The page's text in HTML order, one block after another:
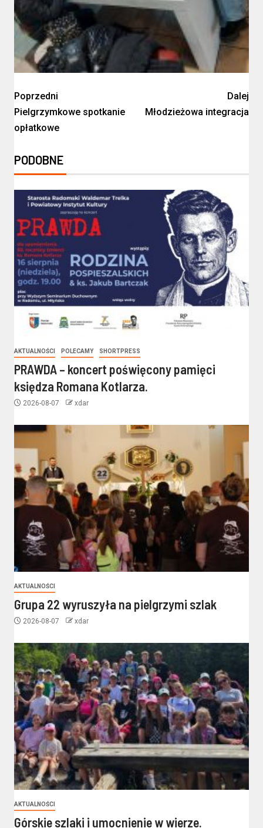
Poprzedni
Pielgrzymkowe spotkanie
opłatkowe
Dalej
Młodzieżowa integracja
PODOBNE
AKTUALNOŚCI POLECAMY SHORTPRESS
PRAWDA – koncert poświęcony pamięci
księdza Romana Kotlarza.
2026-08-07 xdar
AKTUALNOŚCI
Grupa 22 wyruszyła na pielgrzymi szlak
2026-08-07 xdar
AKTUALNOŚCI
Górskie szlaki i umocnienie w wierze.